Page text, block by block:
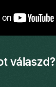
válaszd?